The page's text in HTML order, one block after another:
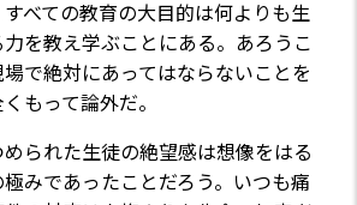
べての教育の大目的は何よりも生
を教え学ぶことにある。あろうこ
で絶対にあってはならないことを
もって論外だ。
られた生徒の絶望感は想像をはる
みであったことだろう。いつも痛